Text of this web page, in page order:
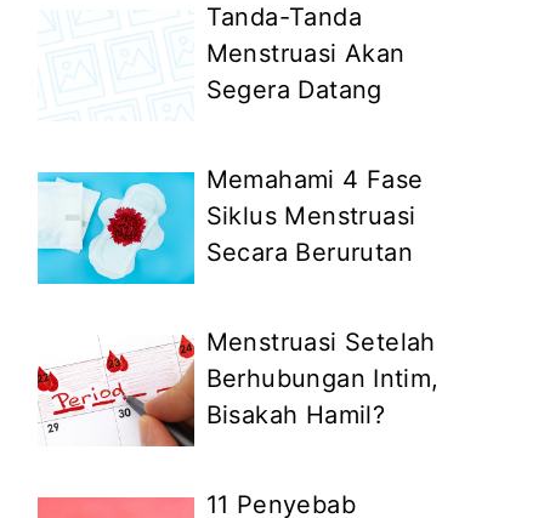
Tanda-Tanda
Menstruasi Akan
Segera Datang
Memahami 4 Fase
Siklus Menstruasi
Secara Berurutan
Menstruasi Setelah
Berhubungan Intim,
Bisakah Hamil?
11 Penyebab